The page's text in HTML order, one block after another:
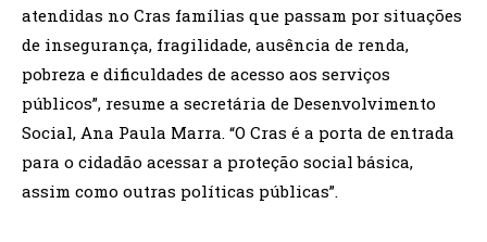
atendidas no Cras famílias que passam por situações
de insegurança, fragilidade, ausência de renda,
pobreza e dificuldades de acesso aos serviços
públicos”, resume a secretária de Desenvolvimento
Social, Ana Paula Marra. “O Cras é a porta de entrada
para o cidadão acessar a proteção social básica,
assim como outras políticas públicas”.